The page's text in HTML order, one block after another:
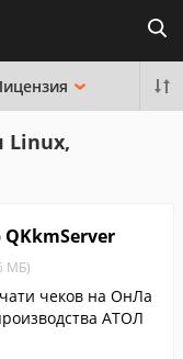
Linux,
МБ)
чеков на ОнЛа
АТОЛ